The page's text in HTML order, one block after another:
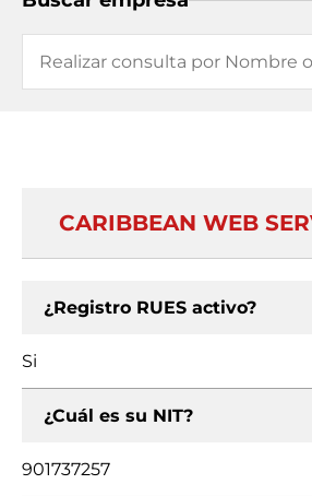
CARIBBEAN WEB
¿Registro RUES activo?
Si
¿Cuál es su NIT?
901737257